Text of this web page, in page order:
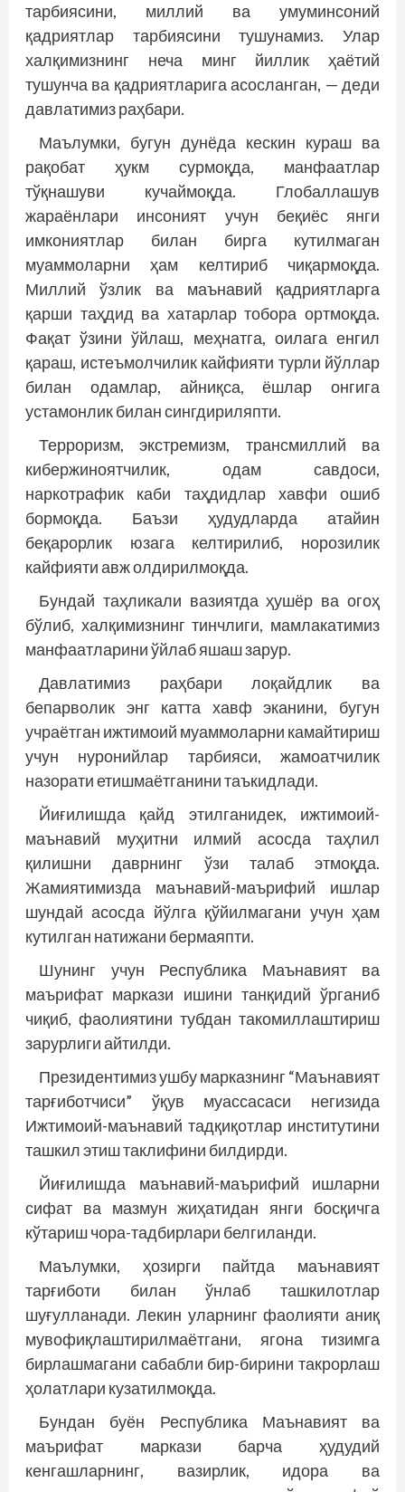
тарбиясини, миллий ва умуминсоний
қадриятлар тарбиясини тушунамиз. Улар
халқимизнинг неча минг йиллик ҳаётий
тушунча ва қадриятларига асосланган, — деди
давлатимиз раҳбари.
Маълумки, бугун дунёда кескин кураш ва
рақобат ҳукм сурмоқда, манфаатлар
тўқнашуви кучаймоқда. Глобаллашув
жараёнлари инсоният учун беқиёс янги
имкониятлар билан бирга кутилмаган
муаммоларни ҳам келтириб чиқармоқда.
Миллий ўзлик ва маънавий қадриятларга
қарши таҳдид ва хатарлар тобора ортмоқда.
Фақат ўзини ўйлаш, меҳнатга, оилага енгил
қараш, истеъмолчилик кайфияти турли йўллар
билан одамлар, айниқса, ёшлар онгига
устамонлик билан сингдириляпти.
Терроризм, экстремизм, трансмиллий ва
кибержиноятчилик, одам савдоси,
наркотрафик каби таҳдидлар хавфи ошиб
бормоқда. Баъзи ҳудудларда атайин
беқарорлик юзага келтирилиб, норозилик
кайфияти авж олдирилмоқда.
Бундай таҳликали вазиятда ҳушёр ва огоҳ
бўлиб, халқимизнинг тинчлиги, мамлакатимиз
манфаатларини ўйлаб яшаш зарур.
Давлатимиз раҳбари лоқайдлик ва
бепарволик энг катта хавф эканини, бугун
учраётган ижтимоий муаммоларни камайтириш
учун нуронийлар тарбияси, жамоатчилик
назорати етишмаётганини таъкидлади.
Йиғилишда қайд этилганидек, ижтимоий-
маънавий муҳитни илмий асосда таҳлил
қилишни даврнинг ўзи талаб этмоқда.
Жамиятимизда маънавий-маърифий ишлар
шундай асосда йўлга қўйилмагани учун ҳам
кутилган натижани бермаяпти.
Шунинг учун Республика Маънавият ва
маърифат маркази ишини танқидий ўрганиб
чиқиб, фаолиятини тубдан такомиллаштириш
зарурлиги айтилди.
Президентимиз ушбу марказнинг “Маънавият
тарғиботчиси” ўқув муассасаси негизида
Ижтимоий-маънавий тадқиқотлар институтини
ташкил этиш таклифини билдирди.
Йиғилишда маънавий-маърифий ишларни
сифат ва мазмун жиҳатидан янги босқичга
кўтариш чора-тадбирлари белгиланди.
Маълумки, ҳозирги пайтда маънавият
тарғиботи билан ўнлаб ташкилотлар
шуғулланади. Лекин уларнинг фаолияти аниқ
мувофиқлаштирилмаётгани, ягона тизимга
бирлашмагани сабабли бир-бирини такрорлаш
ҳолатлари кузатилмоқда.
Бундан буён Республика Маънавият ва
маърифат маркази барча ҳудудий
кенгашларнинг, вазирлик, идора ва